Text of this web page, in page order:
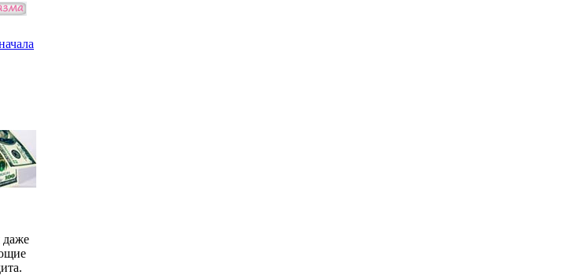
даже